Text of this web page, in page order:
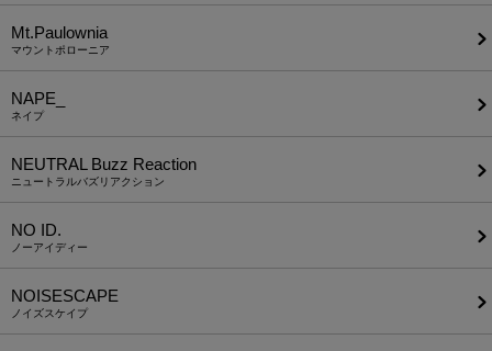
Mt.Paulownia
マウントポローニア
NAPE_
ネイプ
NEUTRAL Buzz Reaction
ニュートラルバズリアクション
NO ID.
ノーアイディー
NOISESCAPE
ノイズスケイプ